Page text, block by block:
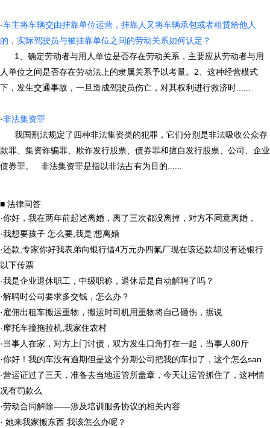
·车主将车辆交由挂靠单位运营，挂靠人又将车辆承包或者租赁给他人
的，实际驾驶员与被挂靠单位之间的劳动关系如何认定？
1、确定劳动者与用人单位是否存在劳动关系，主要应从劳动者与用
人单位之间是否存在劳动法上的隶属关系予以考量。2、这种经营模式
下，发生交通事故，一旦造成驾驶员伤亡，对其权利进行救济时......
·非法集资罪
我国刑法规定了四种非法集资类的犯罪，它们分别是非法吸收公众存
款罪、集资诈骗罪、欺诈发行股票、债券罪和擅自发行股票、公司、企业
债券罪。 非法集资罪是指以非法占有为目的......
■ 法律问答
·你好，我在两年前起述离婚，离了三次都没离掉，对方不同意离婚，
·我想要孩子 怎么要,我是‘想离婚
·还款,专家你好我表弟向银行借4万元办四氟厂现在该还款却没有还银行
以下传票
·我是企业退休职工，中级职称，退休后是自动解聘了吗？
·解聘时公司要求多交钱，怎么办？
·雇佣出租车搬运重物，搬运时司机用重物将自己砸伤，据说
·摩托车撞拖拉机,我家住农村
·当事人在家，对方上门讨债，双方发生口角打在一起，当事人80斤
·你好！我的车没有逾期但是这个分期公司把我的车扣了，这个怎么san
·营运证过了三天，准备去当地运管所盖章，今天让运管抓住了，这种情
况有罚款么
·劳动合同解除——涉及培训服务协议的相关内容
· 她来我家搬东西 我该怎么办呢？